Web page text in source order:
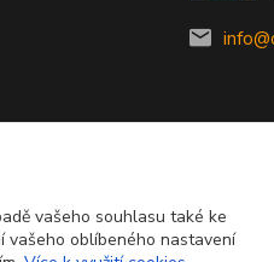
vašeho souhlasu také ke
vašeho oblíbeného nastavení